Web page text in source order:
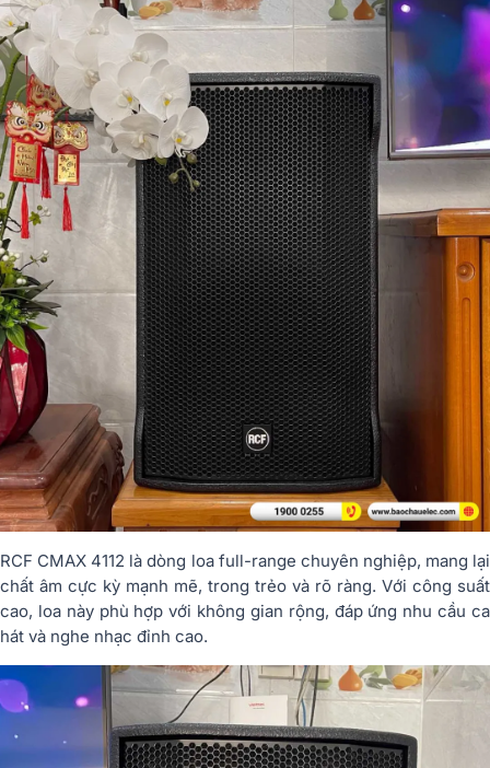
RCF CMAX 4112 là dòng loa full-range chuyên nghiệp, mang lại
chất âm cực kỳ mạnh mẽ, trong trẻo và rõ ràng. Với công suất
cao, loa này phù hợp với không gian rộng, đáp ứng nhu cầu ca
hát và nghe nhạc đỉnh cao.